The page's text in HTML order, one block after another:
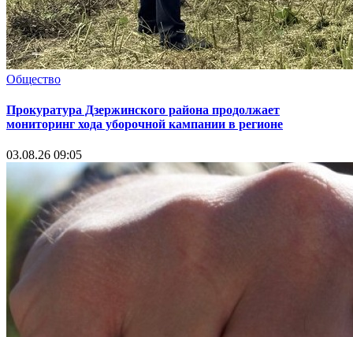
Общество
Прокуратура Дзержинского района продолжает
мониторинг хода уборочной кампании в регионе
03.08.26 09:05